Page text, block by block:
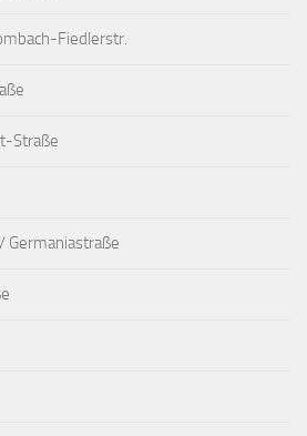
Fiedlerstr.
Straße
Germaniastraße